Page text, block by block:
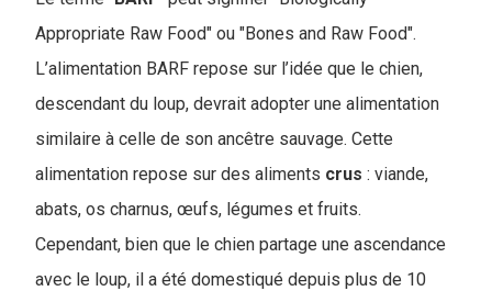
Appropriate Raw Food" ou "Bones and Raw Food".
L’alimentation BARF repose sur l’idée que le chien,
descendant du loup, devrait adopter une alimentation
similaire à celle de son ancêtre sauvage. Cette
alimentation repose sur des aliments crus : viande,
abats, os charnus, œufs, légumes et fruits.
Cependant, bien que le chien partage une ascendance
avec le loup, il a été domestiqué depuis plus de 10